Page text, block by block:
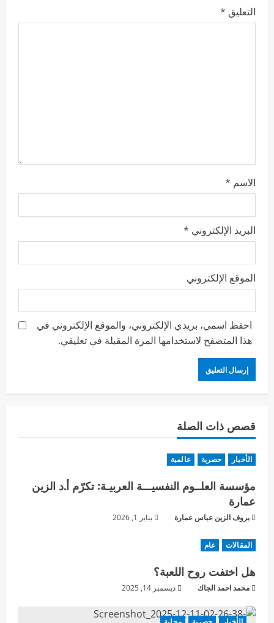
التعليق *
الاسم *
البريد الإلكتروني *
الموقع الإلكتروني
احفظ اسمي، بريدي الإلكتروني، والموقع الإلكتروني في
هذا المتصفح لاستخدامها المرة المقبلة في تعليقي.
قصص ذات الصلة
الأخبار حصرية عالمية
مؤسسة العلــوم النفسيـــة العربيـة: تكرّم أ.د الزين
عمارة
بروف الزين عباس عمارة يناير 1, 2026
المقالات عام
هل اختفت روح اللعبة؟
محمد احمد الجاك ديسمبر 14, 2025